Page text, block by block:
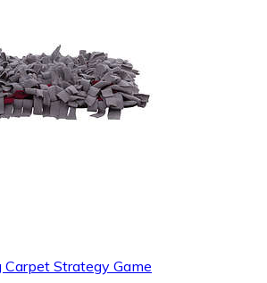
Strategy Game